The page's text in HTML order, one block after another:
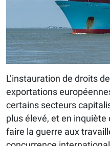
L’instauration de droits
exportations
certains secteurs
plus élevé, et en
faire la guerre aux